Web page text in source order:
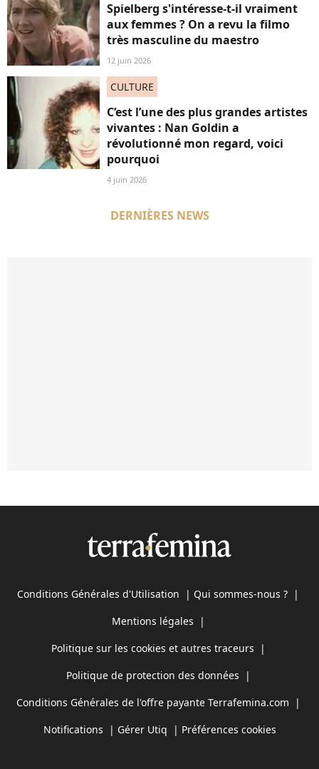
Spielberg s'intéresse-t-il vraiment
aux femmes ? On a revu la filmo
très masculine du maestro
12 juin 2026
CULTURE
C’est l’une des plus grandes artistes
vivantes : Nan Goldin a
révolutionné mon regard, voici
pourquoi
4 juin 2026
DERNIÈRES NEWS
Conditions Générales d'Utilisation | Qui sommes-nous ? |
Mentions légales |
Politique sur les cookies et autres traceurs |
Politique de protection des données |
Conditions Générales de l'offre payante Terrafemina.com |
Notifications | Gérer Utiq | Préférences cookies